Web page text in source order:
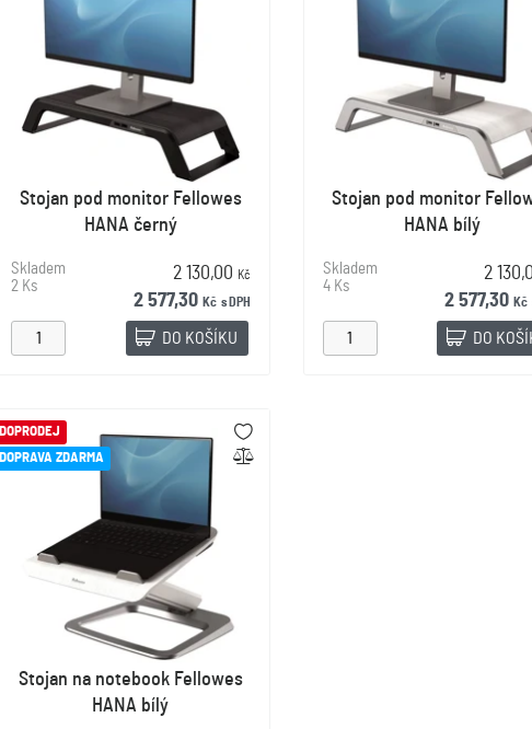
Stojan pod monitor Fellowes
HANA černý
Skladem
2 Ks
2 130,00 Kč
2 577,30 Kč s DPH
DO KOŠÍKU
Stojan pod monitor
HANA bílý
Skladem
4 Ks
2
2 577,30Kč
DO
DOPRODEJ
DOPRAVA ZDARMA
Stojan na notebook Fellowes
HANA bílý